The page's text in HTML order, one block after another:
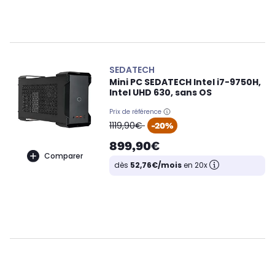
Comparer
SEDATECH
Mini PC SEDATECH Intel i7-9750H,
Intel UHD 630, sans OS
Prix de référence
oldPrice
1119,90€ -20%
899,90€
dès 52,76€/moisen 20x